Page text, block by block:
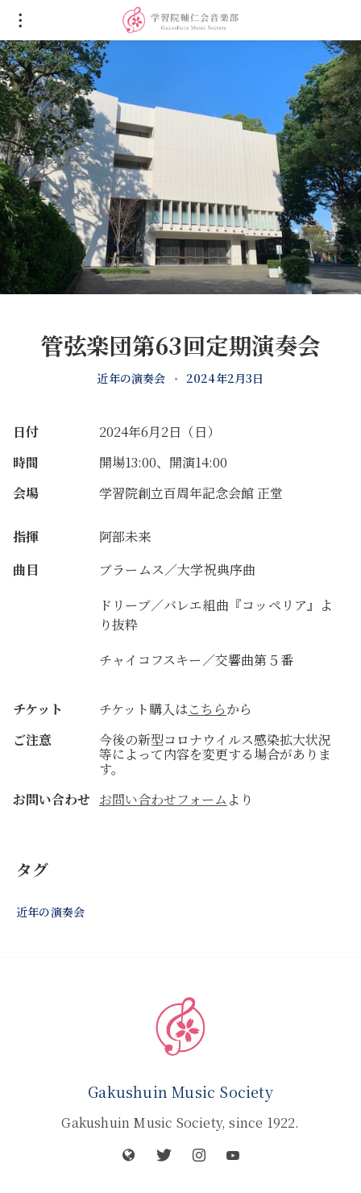
管弦楽団第63回定期演奏会
近年の演奏会 • 2024年2月3日
日付
2024年6月2日（日）
時間
開場13:00、開演14:00
会場
学習院創立百周年記念会館 正堂
指揮
阿部未来
曲目
ブラームス／大学祝典序曲
ドリーブ／バレエ組曲『コッペリア』よ
り抜粋
チャイコフスキー／交響曲第５番
チケット チケット購入はこちらから
ご注意
今後の新型コロナウイルス感染拡大状況
等によって内容を変更する場合がありま
す。
お問い合わせ お問い合わせフォーム より
タグ
近年の演奏会
Gakushuin Music Society
Gakushuin Music Society, since 1922.